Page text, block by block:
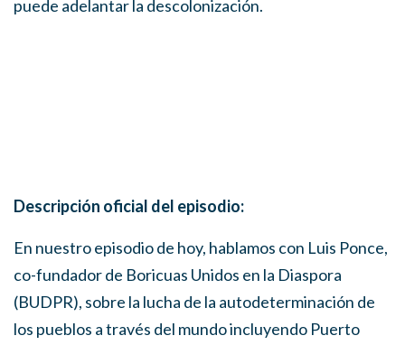
puede adelantar la descolonización.
Descripción oficial del episodio:
En nuestro episodio de hoy, hablamos con Luis Ponce,
co-fundador de Boricuas Unidos en la Diaspora
(BUDPR), sobre la lucha de la autodeterminación de
los pueblos a través del mundo incluyendo Puerto